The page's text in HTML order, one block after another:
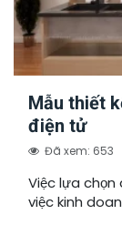
Mẫu thiết
điện tử
Đã xem: 653
Việc lựa chọn
việc kinh